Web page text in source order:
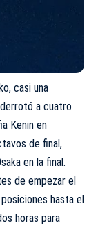
casi una
a cuatro
Kenin en
de final,
en la final.
de empezar el
hasta el
horas para